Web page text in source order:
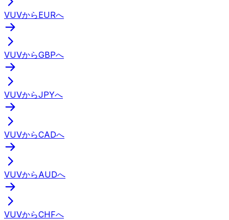
VUVからEURへ
VUVからGBPへ
VUVからJPYへ
VUVからCADへ
VUVからAUDへ
VUVからCHFへ